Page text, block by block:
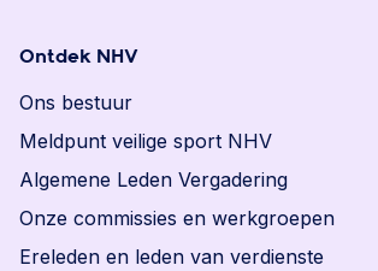
Ontdek NHV
Ons bestuur
Meldpunt veilige sport NHV
Algemene Leden Vergadering
Onze commissies en werkgroepen
Ereleden en leden van verdienste